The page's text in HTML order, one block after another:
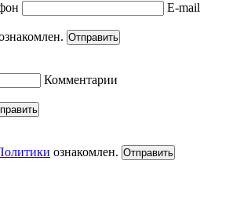
E-mail
Отправить
Комментарии
ознакомлен. Отправить